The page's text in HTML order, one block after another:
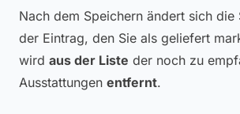
Nach dem Speichern ändert sich die
der Eintrag, den Sie als geliefert
wird aus der Liste der noch zu
Ausstattungen entfernt.